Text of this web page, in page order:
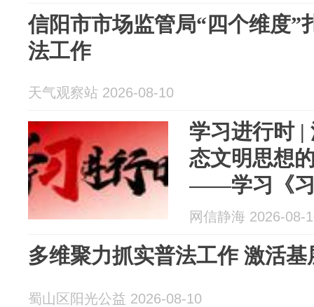
信阳市市场监管局“四个维度”
法工作
天气观察站 2026-08-10
学习进行时 |
态文明思想
——学习《习
第一至五卷
网信静海 2026-08-
多维聚力抓实
蜀山区阳光公益 2026-08-10